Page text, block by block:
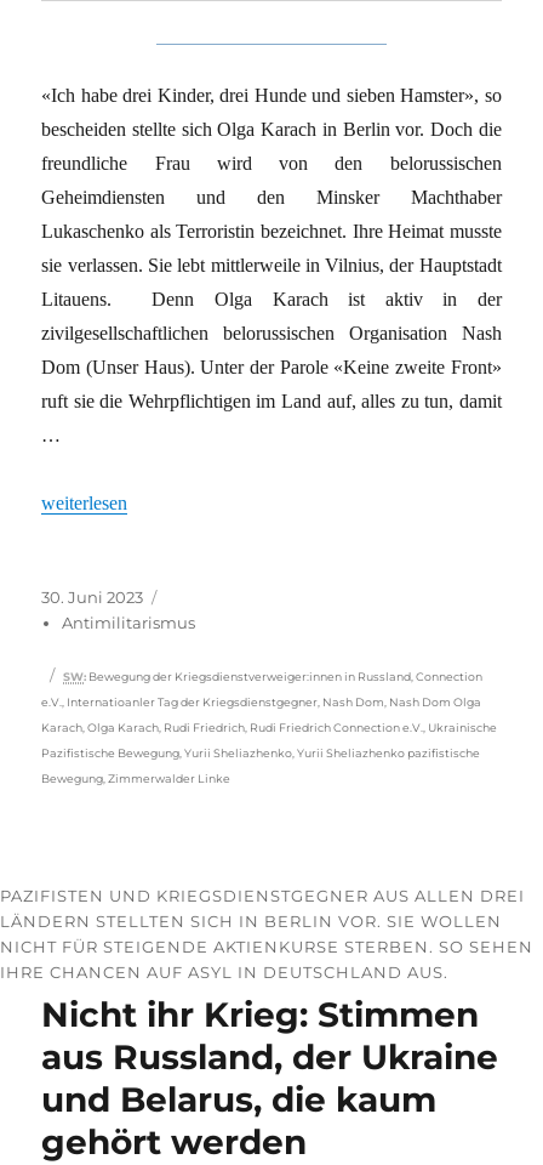
«Ich habe drei Kinder, drei Hunde und sieben Hamster», so
bescheiden stellte sich Olga Karach in Berlin vor. Doch die
freundliche Frau wird von den belorussischen
Geheimdiensten und den Minsker Machthaber
Lukaschenko als Terroristin bezeichnet. Ihre Heimat musste
sie verlassen. Sie lebt mittlerweile in Vilnius, der Hauptstadt
Litauens. Denn Olga Karach ist aktiv in der
zivilgesellschaftlichen belorussischen Organisation Nash
Dom (Unser Haus). Unter der Parole «Keine zweite Front»
ruft sie die Wehrpflichtigen im Land auf, alles zu tun, damit
…
„«Wir ziehen nicht in eure Kriege»“
weiterlesen
Veröffentlicht
am
30. Juni 2023
Antimilitarismus
Schlagwörter
SW: Bewegung der Kriegsdienstverweiger:innen in Russland,Connection
e.V., Internatioanler Tag der Kriegsdienstgegner, Nash Dom, Nash Dom Olga
Karach,Olga Karach, Rudi Friedrich, Rudi Friedrich Connection e.V., Ukrainische
Pazifistische Bewegung,Yurii Sheliazhenko,Yurii Sheliazhenko pazifistische
Bewegung,Zimmerwalder Linke
PAZIFISTEN UND KRIEGSDIENSTGEGNER AUS ALLEN DREI
LÄNDERN STELLTEN SICH IN BERLIN VOR. SIE WOLLEN
NICHT FÜR STEIGENDE AKTIENKURSE STERBEN. SO SEHEN
IHRE CHANCEN AUF ASYL IN DEUTSCHLAND AUS.
Nicht ihr Krieg: Stimmen
aus Russland, der Ukraine
und Belarus, die kaum
gehört werden